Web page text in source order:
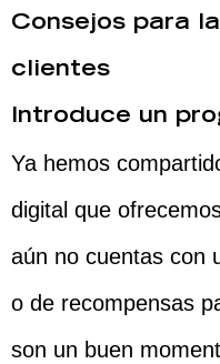
Consejos para
clientes
Introduce un
Ya hemos
digital que
aún no cuentas con
o de recompensas
son un buen